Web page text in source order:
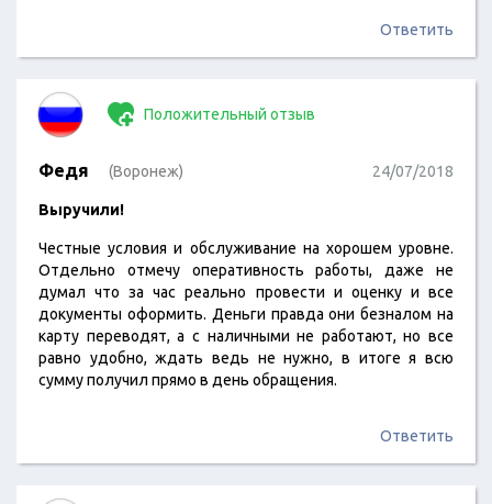
Ответить
Положительный отзыв
Федя (Воронеж) 24/07/2018
Выручили!
Честные условия и обслуживание на хорошем уровне.
Отдельно отмечу оперативность работы, даже не
думал что за час реально провести и оценку и все
документы оформить. Деньги правда они безналом на
карту переводят, а с наличными не работают, но все
равно удобно, ждать ведь не нужно, в итоге я всю
сумму получил прямо в день обращения.
Ответить